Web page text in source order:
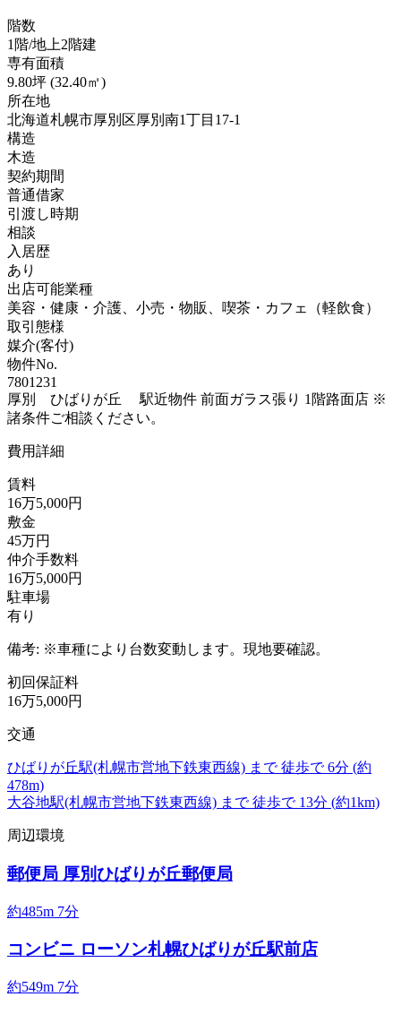
階数
1階/地上2階建
専有面積
9.80坪 (32.40㎡)
所在地
北海道札幌市厚別区厚別南1丁目17-1
構造
木造
契約期間
普通借家
引渡し時期
相談
入居歴
あり
出店可能業種
美容・健康・介護、小売・物販、喫茶・カフェ（軽飲食）
取引態様
媒介(客付)
物件No.
7801231
厚別 ひばりが丘 駅近物件 前面ガラス張り 1階路面店 ※
諸条件ご相談ください。
費用詳細
賃料
16万5,000円
敷金
45万円
仲介手数料
16万5,000円
駐車場
有り
備考: ※車種により台数変動します。現地要確認。
初回保証料
16万5,000円
交通
ひばりが丘駅(札幌市営地下鉄東西線) まで 徒歩で 6分 (約
478m)
大谷地駅(札幌市営地下鉄東西線) まで 徒歩で 13分 (約1km)
周辺環境
郵便局 厚別ひばりが丘郵便局
約485m 7分
コンビニ ローソン札幌ひばりが丘駅前店
約549m 7分